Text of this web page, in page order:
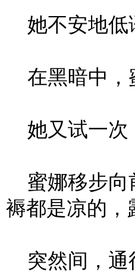
她不安地
在黑暗中，
她又试一次
蜜娜移步向
褥都是凉的，
突然间，通